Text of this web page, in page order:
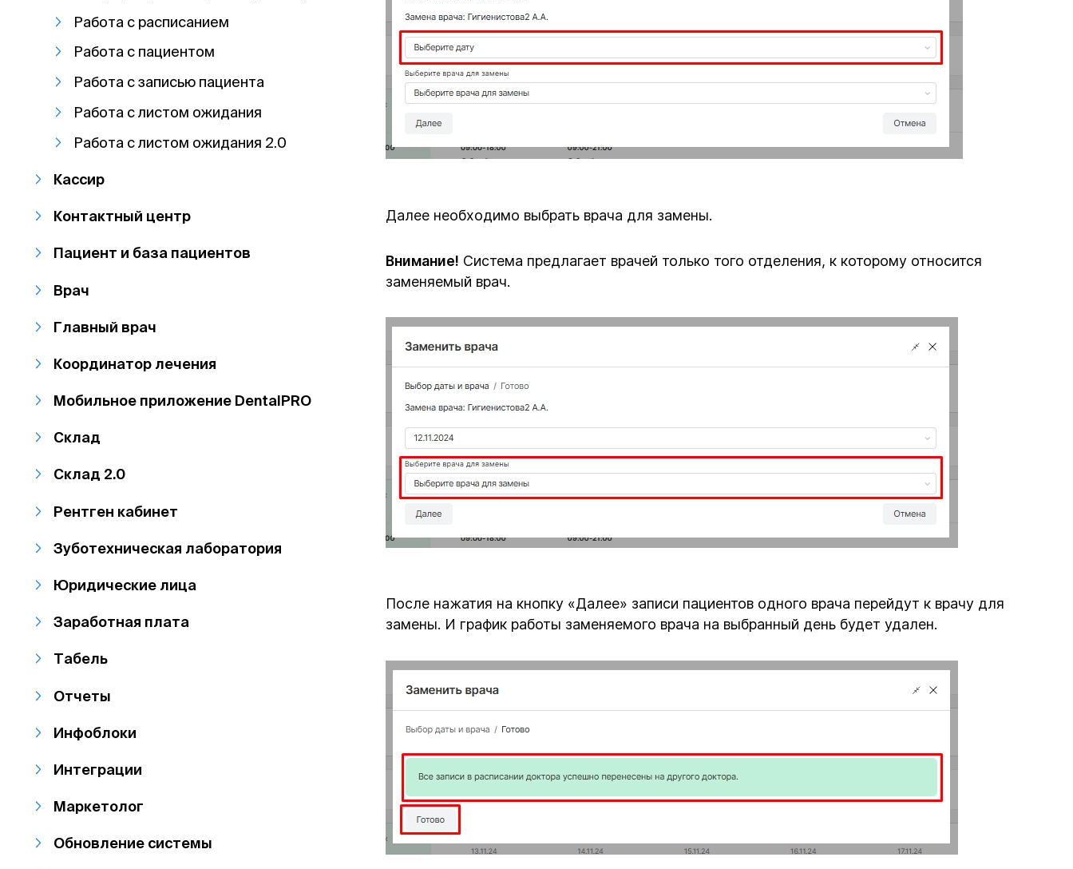
Работа с расписанием
Работа с пациентом
Работа с записью пациента
Работа с листом ожидания
Работа с листом ожидания 2.0
Кассир
Контактный центр
Пациент и база пациентов
Врач
Главный врач
Координатор лечения
Мобильное приложение DentalPRO
Склад
Склад 2.0
Рентген кабинет
Зуботехническая лаборатория
Юридические лица
Заработная плата
Табель
Отчеты
Инфоблоки
Интеграции
Маркетолог
Обновление системы
Далее необходимо выбрать врача для замены.
Внимание! Система предлагает врачей только того отделения, к которому относится
заменяемый врач.
После нажатия на кнопку «Далее» записи пациентов одного врача перейдут к врачу для
замены. И график работы заменяемого врача на выбранный день будет удален.